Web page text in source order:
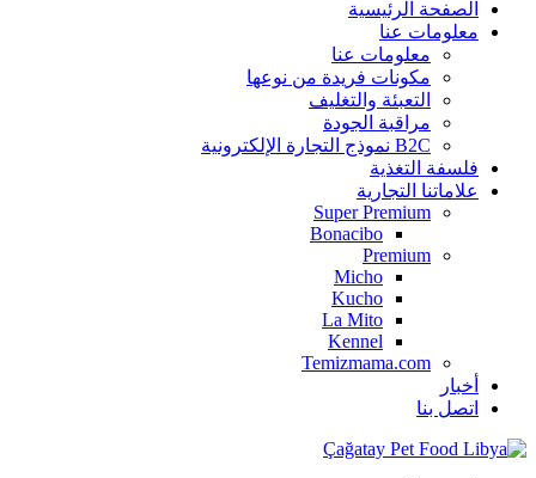
الصفحة الرئيسية
معلومات عنا
معلومات عنا
مكونات فريدة من نوعها
التعبئة والتغليف
مراقبة الجودة
B2C نموذج التجارة الإلكترونية
فلسفة التغذية
علاماتنا التجارية
Super Premium
Bonacibo
Premium
Micho
Kucho
La Mito
Kennel
Temizmama.com
أخبار
اتصل بنا